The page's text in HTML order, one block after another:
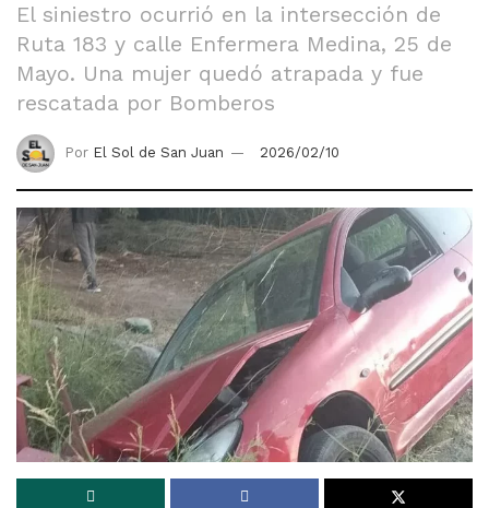
El siniestro ocurrió en la intersección de
Ruta 183 y calle Enfermera Medina, 25 de
Mayo. Una mujer quedó atrapada y fue
rescatada por Bomberos
Por El Sol de San Juan 2026/02/10